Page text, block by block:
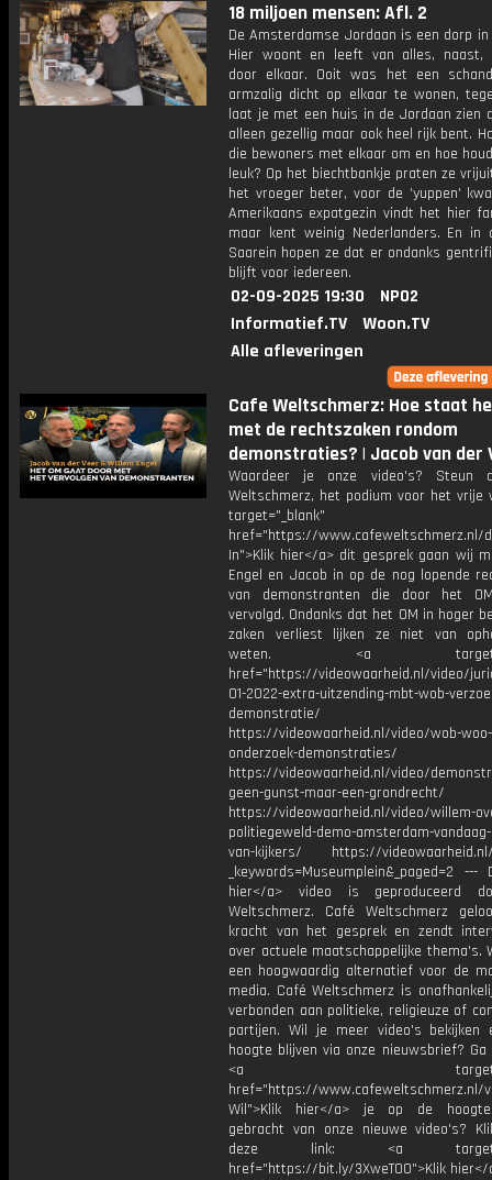
18 miljoen mensen: Afl. 2
De Amsterdamse Jordaan is een dorp
Hier woont en leeft van alles, naast,
door elkaar. Ooit was het een
armzalig dicht op elkaar te wonen,
laat je met een huis in de Jordaan zien
alleen gezellig maar ook heel rijk bent.
die bewoners met elkaar om en hoe
leuk? Op het biechtbankje praten ze
het vroeger beter, voor de 'yuppen'
Amerikaans expatgezin vindt het hier
maar kent weinig Nederlanders. En in
Saarein hopen ze dat er ondanks
blijft voor iedereen.
02-09-2025 19:30
NPO2
Informatief.TV
Woon.TV
Alle afleveringen
Cafe Weltschmerz: Hoe staat
met de rechtszaken rondom
demonstraties? | Jacob van der
Waardeer je onze video's? Steun
Weltschmerz, het podium voor het vrije
target="_blank"
href="https://www.cafeweltschmerz.nl/
In">Klik hier</a> dit gesprek gaan wij
Engel en Jacob in op de nog lopende
van demonstranten die door het
vervolgd. Ondanks dat het OM in hoger
zaken verliest lijken ze niet van
weten. <a
href="https://videowaarheid.nl/video/
01-2022-extra-uitzending-mbt-wob-
demonstratie/
https://videowaarheid.nl/video/wob-woo-
onderzoek-demonstraties/
https://videowaarheid.nl/video/
geen-gunst-maar-een-grondrecht/
https://videowaarheid.nl/video/willem-
politiegeweld-demo-amsterdam-
van-kijkers/ https://videowaarheid.nl/
_keywords=Museumplein&_paged=2 ---
hier</a> video is geproduceerd
Weltschmerz. Café Weltschmerz
kracht van het gesprek en zendt
over actuele maatschappelijke thema's.
een hoogwaardig alternatief voor de
media. Café Weltschmerz is
verbonden aan politieke, religieuze of
partijen. Wil je meer video's bekijken
hoogte blijven via onze nieuwsbrief? Ga
<a
href="https://www.cafeweltschmerz.nl/
Wil">Klik hier</a> je op de
gebracht van onze nieuwe video's?
deze link: <a
href="https://bit.ly/3XweTO0">Klik hier</